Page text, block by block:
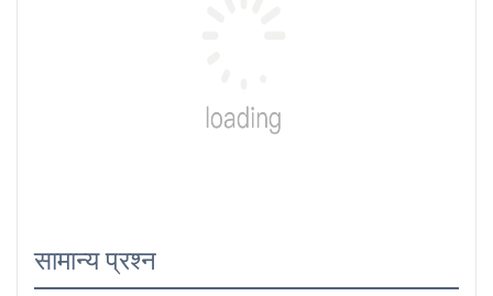
सामान्य प्रश्न